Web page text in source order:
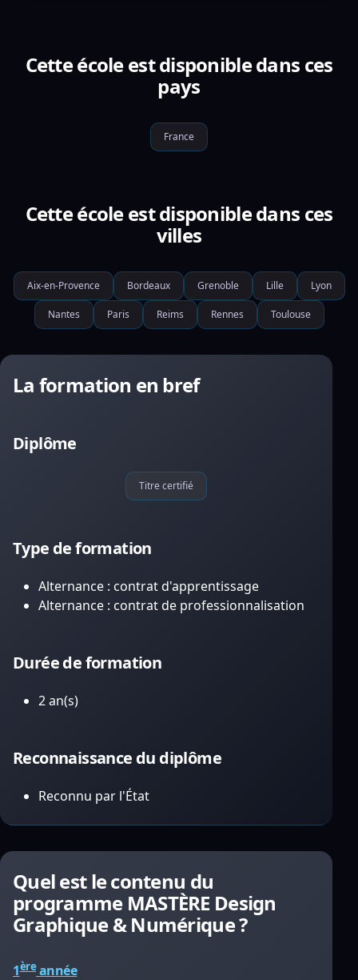
Cette école est disponible dans ces
pays
France
Cette école est disponible dans ces
villes
Aix-en-Provence Bordeaux Grenoble Lille Lyon
Nantes Paris Reims Rennes Toulouse
La formation en bref
Diplôme
Titre certifié
Type de formation
Alternance : contrat d'apprentissage
Alternance : contrat de professionnalisation
Durée de formation
2 an(s)
Reconnaissance du diplôme
Reconnu par l'État
Quel est le contenu du
programme MASTÈRE Design
Graphique & Numérique ?
1èreannée